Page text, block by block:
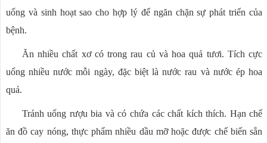
uống và sinh hoạt sao cho hợp lý để ngăn chặn sự phát triển của
bệnh.
Ăn nhiều chất xơ có trong rau củ và hoa quả tươi. Tích cực
uống nhiều nước mỗi ngày, đặc biệt là nước rau và nước ép hoa
quả.
Tránh uống rượu bia và có chứa các chất kích thích. Hạn chế
ăn đồ cay nóng, thực phẩm nhiều dầu mỡ hoặc được chế biến sẵn